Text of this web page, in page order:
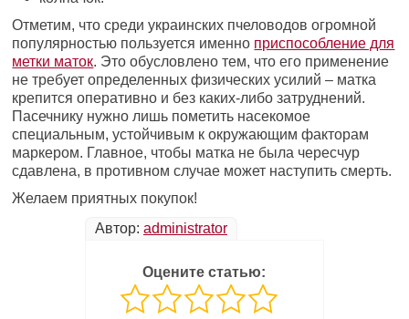
Отметим, что среди украинских пчеловодов огромной
популярностью пользуется именно приспособление для
метки маток. Это обусловлено тем, что его применение
не требует определенных физических усилий – матка
крепится оперативно и без каких-либо затруднений.
Пасечнику нужно лишь пометить насекомое
специальным, устойчивым к окружающим факторам
маркером. Главное, чтобы матка не была чересчур
сдавлена, в противном случае может наступить смерть.
Желаем приятных покупок!
Автор: administrator
Оцените статью: